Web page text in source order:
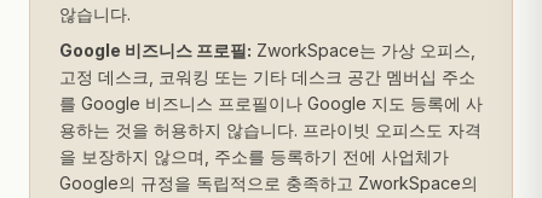
않습니다.
Google 비즈니스 프로필: ZworkSpace는 가상 오피스,
고정 데스크, 코워킹 또는 기타 데스크 공간 멤버십 주소
를 Google 비즈니스 프로필이나 Google 지도 등록에 사
용하는 것을 허용하지 않습니다. 프라이빗 오피스도 자격
을 보장하지 않으며, 주소를 등록하기 전에 사업체가
Google의 규정을 독립적으로 충족하고 ZworkSpace의